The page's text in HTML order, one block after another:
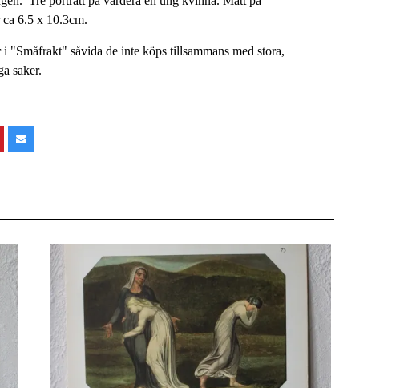
6.5 x 10.3cm.
"Småfrakt" såvida de inte köps tillsammans med stora,
saker.